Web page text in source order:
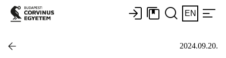
EN
2024.09.20.